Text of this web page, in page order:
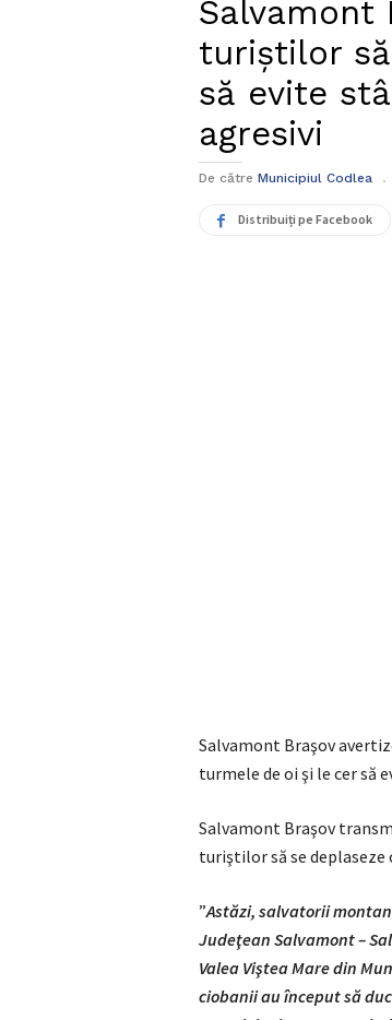
Salvamont
turiştilor
să evite
agresivi
De către Municipiul Codlea
Distribuiți pe Facebook
Salvamont Braşov
turmele de oi şi le cer să
Salvamont Braşov
turiştilor să se deplaseze
”Astăzi, salvatorii
Judeţean Salvamont –
Valea Viştea Mare din
ciobanii au început să